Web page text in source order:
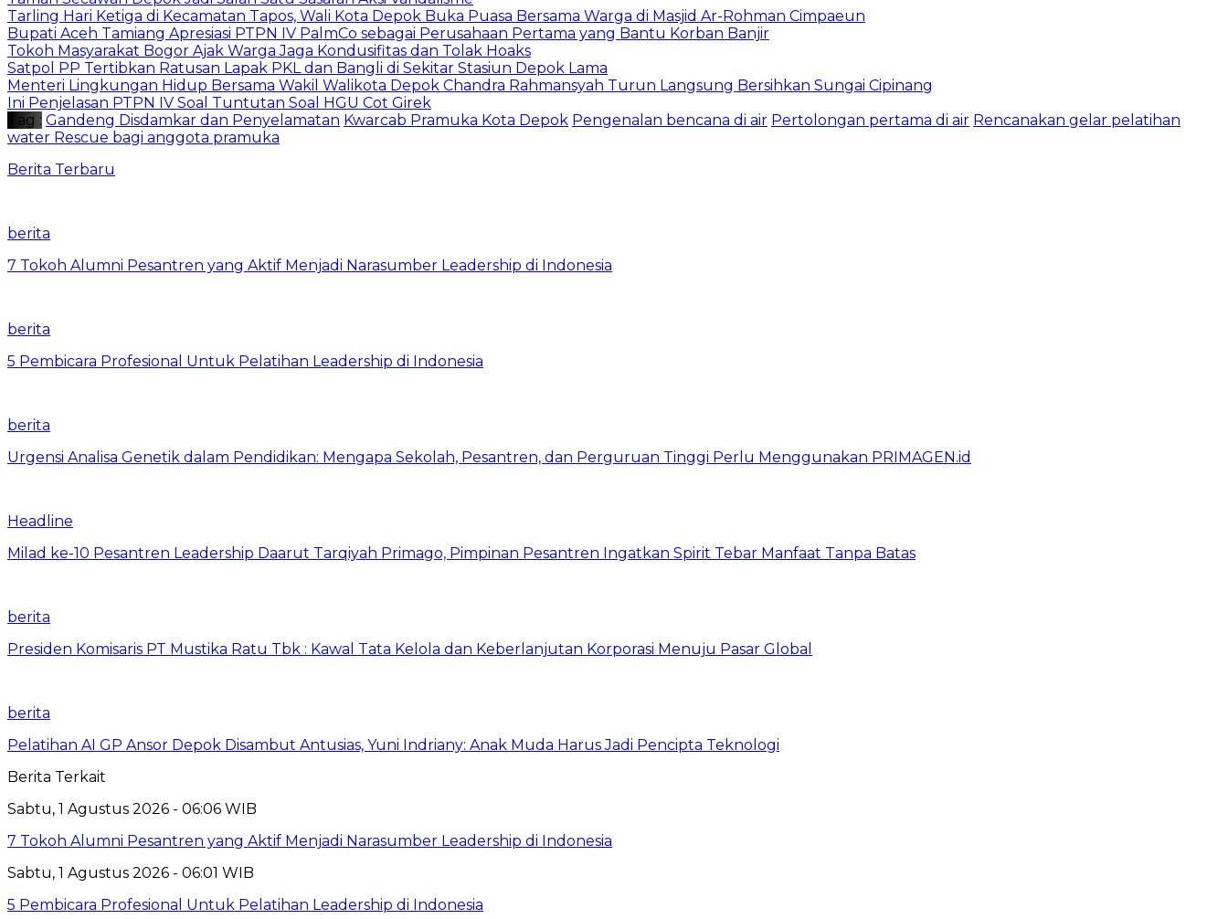
Tarling Hari Ketiga di Kecamatan Tapos, Wali Kota Depok Buka Puasa Bersama Warga di Masjid Ar-Rohman Cimpaeun
Bupati Aceh Tamiang Apresiasi PTPN IV PalmCo sebagai Perusahaan Pertama yang Bantu Korban Banjir
Tokoh Masyarakat Bogor Ajak Warga Jaga Kondusifitas dan Tolak Hoaks
Satpol PP Tertibkan Ratusan Lapak PKL dan Bangli di Sekitar Stasiun Depok Lama
Menteri Lingkungan Hidup Bersama Wakil Walikota Depok Chandra Rahmansyah Turun Langsung Bersihkan Sungai Cipinang
Ini Penjelasan PTPN IV Soal Tuntutan Soal HGU Cot Girek
Tag : Gandeng Disdamkar dan Penyelamatan Kwarcab Pramuka Kota Depok Pengenalan bencana di air Pertolongan pertama di air Rencanakan gelar pelatihan
water Rescue bagi anggota pramuka
Berita Terbaru
berita
7 Tokoh Alumni Pesantren yang Aktif Menjadi Narasumber Leadership di Indonesia
berita
5 Pembicara Profesional Untuk Pelatihan Leadership di Indonesia
berita
Urgensi Analisa Genetik dalam Pendidikan: Mengapa Sekolah, Pesantren, dan Perguruan Tinggi Perlu Menggunakan PRIMAGEN.id
Headline
Milad ke-10 Pesantren Leadership Daarut Tarqiyah Primago, Pimpinan Pesantren Ingatkan Spirit Tebar Manfaat Tanpa Batas
berita
Presiden Komisaris PT Mustika Ratu Tbk : Kawal Tata Kelola dan Keberlanjutan Korporasi Menuju Pasar Global
berita
Pelatihan AI GP Ansor Depok Disambut Antusias, Yuni Indriany: Anak Muda Harus Jadi Pencipta Teknologi
Berita Terkait
Sabtu, 1 Agustus 2026 - 06:06 WIB
7 Tokoh Alumni Pesantren yang Aktif Menjadi Narasumber Leadership di Indonesia
Sabtu, 1 Agustus 2026 - 06:01 WIB
5 Pembicara Profesional Untuk Pelatihan Leadership di Indonesia